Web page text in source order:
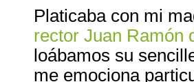
Platicaba con mi
rector Juan Ramón
loábamos su
me emociona